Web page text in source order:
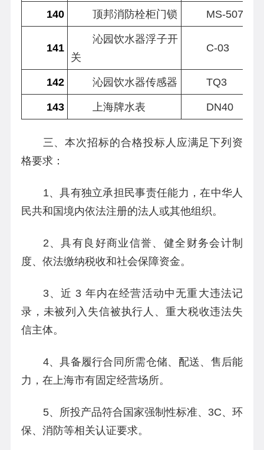
140
顶邦消防栓柜门锁 MS-507
141
沁园饮水器浮子开
关
C-03
142 沁园饮水器传感器
TQ3
143
上海牌水表 DN40
三、本次招标的合格投标人应满足下列资
格要求：
1、具有独立承担民事责任能力，在中华人
民共和国境内依法注册的法人或其他组织。
2、具有良好商业信誉、健全财务会计制
度、依法缴纳税收和社会保障资金。
3、近 3 年内在经营活动中无重大违法记
录，未被列入失信被执行人、重大税收违法失
信主体。
4、具备履行合同所需仓储、配送、售后能
力，在上海市有固定经营场所。
5、所投产品符合国家强制性标准、3C、环
保、消防等相关认证要求。